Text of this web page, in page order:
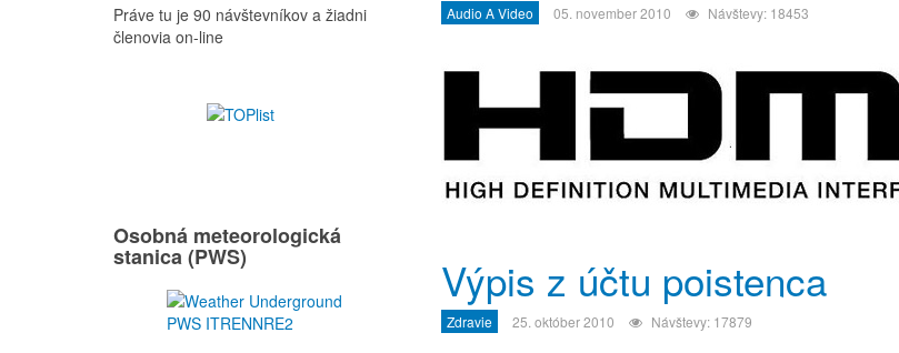
Audio A Video 05. november 2010 Návštevy: 18453
Výpis z účtu poistenca
Zdravie 25. október 2010 Návštevy: 17879
Práve tu je 90 návštevníkov a žiadni
členovia on-line
Osobná meteorologická
stanica (PWS)